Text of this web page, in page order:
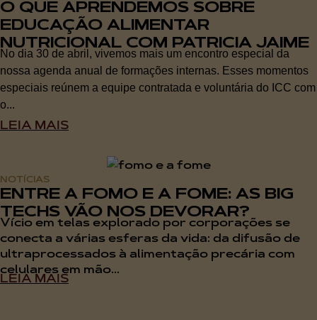
O QUE APRENDEMOS SOBRE
EDUCAÇÃO ALIMENTAR
NUTRICIONAL COM PATRICIA JAIME
No dia 30 de abril, vivemos mais um encontro especial da
nossa agenda anual de formações internas. Esses momentos
especiais reúnem a equipe contratada e voluntária do ICC com
o...
LEIA MAIS
NOTÍCIAS
ENTRE A FOMO E A FOME: AS BIG
TECHS VÃO NOS DEVORAR?
Vício em telas explorado por corporações se
conecta a várias esferas da vida: da difusão de
ultraprocessados à alimentação precária com
celulares em mão...
LEIA MAIS